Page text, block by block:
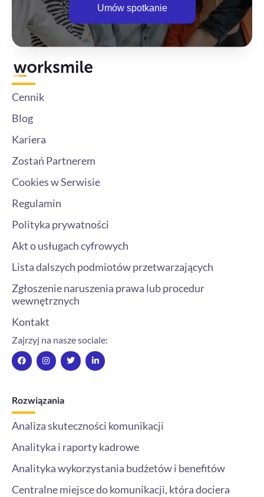
Umów spotkanie
Cennik
Blog
Kariera
Zostań Partnerem
Cookies w Serwisie
Regulamin
Polityka prywatności
Akt o usługach cyfrowych
Lista dalszych podmiotów przetwarzających
Zgłoszenie naruszenia prawa lub procedur
wewnętrznych
Kontakt
Zajrzyj na nasze sociale:
F
a
c
o
k
I
n
s
r
T
w
i
L
i
n
-
i
Rozwiązania
Analiza skuteczności komunikacji
Analityka i raporty kadrowe
Analityka wykorzystania budżetów i benefitów
Centralne miejsce do komunikacji, która dociera